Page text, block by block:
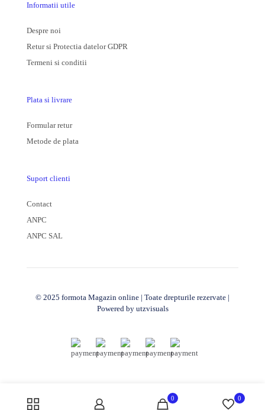
Informatii utile
Despre noi
Retur si Protectia datelor GDPR
Termeni si conditii
Plata si livrare
Formular retur
Metode de plata
Suport clienti
Contact
ANPC
ANPC SAL
© 2025 formota Magazin online | Toate drepturile rezervate |
Powered by utzvisuals
0 0